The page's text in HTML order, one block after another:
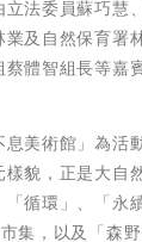
法委員蘇巧慧
及自然保育署
體智組長等嘉
美術館」為活
貌，正是大自
循環」、「永
集，以及「森